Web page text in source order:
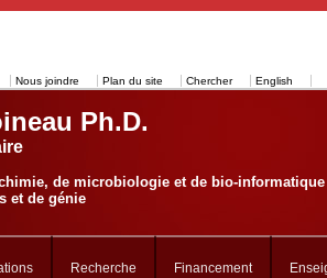
Nous joindre Plan du site Chercher English
Ph.D.
de microbiologie et de bio-informatique
et de génie
Recherche Financement